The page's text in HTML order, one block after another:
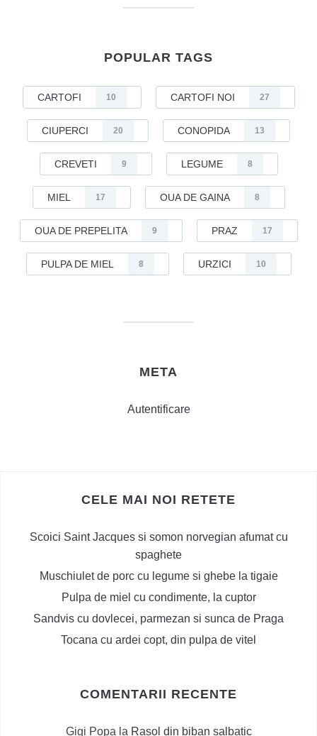
POPULAR TAGS
CARTOFI 10 CARTOFI NOI 27
CIUPERCI 20 CONOPIDA 13
CREVETI 9 LEGUME 8
MIEL 17 OUA DE GAINA 8
OUA DE PREPELITA 9 PRAZ 17
PULPA DE MIEL 8 URZICI 10
META
Autentificare
CELE MAI NOI RETETE
Scoici Saint Jacques si somon norvegian afumat cu
spaghete
Muschiulet de porc cu legume si ghebe la tigaie
Pulpa de miel cu condimente, la cuptor
Sandvis cu dovlecei, parmezan si sunca de Praga
Tocana cu ardei copt, din pulpa de vitel
COMENTARII RECENTE
Gigi Popa la Rasol din biban salbatic